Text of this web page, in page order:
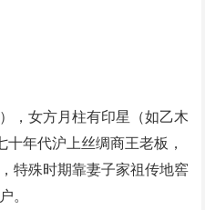
，女方月柱有印星（如乙木
年代沪上丝绸商王老板，
特殊时期靠妻子家祖传地窖
。